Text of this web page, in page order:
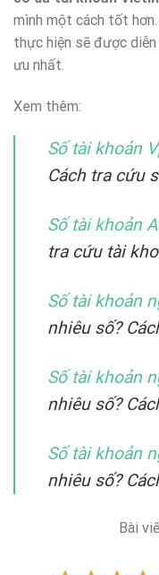
mình một cách tốt
thực hiện sẽ được
ưu nhất.
Xem thêm:
Số tài khoản
Cách tra cứu
Số tài khoản
tra cứu tài
Số tài khoản
nhiêu số?
Số tài khoản
nhiêu số?
Số tài khoản
nhiêu số?
Bài